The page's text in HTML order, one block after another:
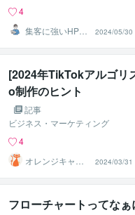
4
集客に強いHP制
作ならワイズカ
ンパニー
2024/05/30
[2024年TikTokアルゴリ
o制作のヒント
記事
ビジネス・マーケティング
4
オレンジキャッ
ト＠AIクリエー
ター
2024/03/31
フローチャートってな